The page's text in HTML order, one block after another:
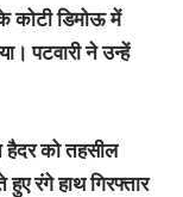
कोटी डिमोऊ में
पटवारी ने उन्हें
हैदर को तहसील
रंगे हाथ गिरफ्तार